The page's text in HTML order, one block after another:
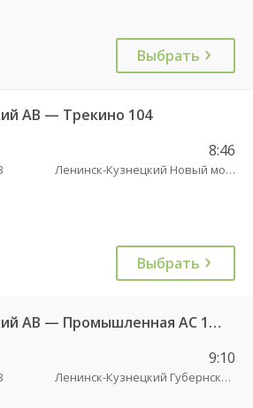
Выбрать
АВ — Трекино 104
8:46
Ленинск-Кузнецкий Новый мост
Выбрать
Ленинск-Кузнецкий АВ — Промышленная АС 143
9:10
Ленинск-Кузнецкий Губернский рынок